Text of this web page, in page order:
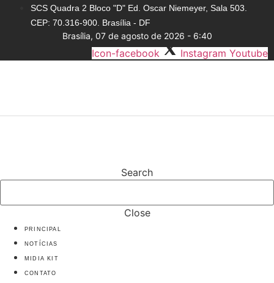
SCS Quadra 2 Bloco "D" Ed. Oscar Niemeyer, Sala 503.
CEP: 70.316-900. Brasília - DF
Brasília, 07 de agosto de 2026 - 6:40
Icon-facebook Instagram Youtube
Search
Close
PRINCIPAL
NOTÍCIAS
MIDIA KIT
CONTATO